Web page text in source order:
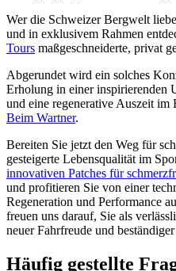
Wer die Schweizer Bergwelt
und in exklusivem Rahmen
Tours maßgeschneiderte, privat
Abgerundet wird ein solches
Erholung in einer inspirierenden
und eine regenerative Auszeit im
Beim Wartner.
Bereiten Sie jetzt den Weg für
gesteigerte Lebensqualität im
innovativen Patches für
und profitieren Sie von einer
Regeneration und Performance
freuen uns darauf, Sie als
neuer Fahrfreude und
Häufig gestellte